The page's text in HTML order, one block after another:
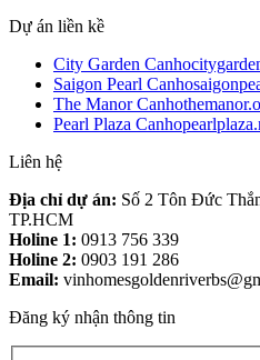
Dự án liền kề
City Garden
Saigon Pearl
The Manor
Pearl Plaza
Liên hệ
Địa chỉ dự án: Số 2 Tôn Đức
TP.HCM
Holine 1: 0913 756 339
Holine 2: 0903 191 286
Email:
Đăng ký nhận thông tin